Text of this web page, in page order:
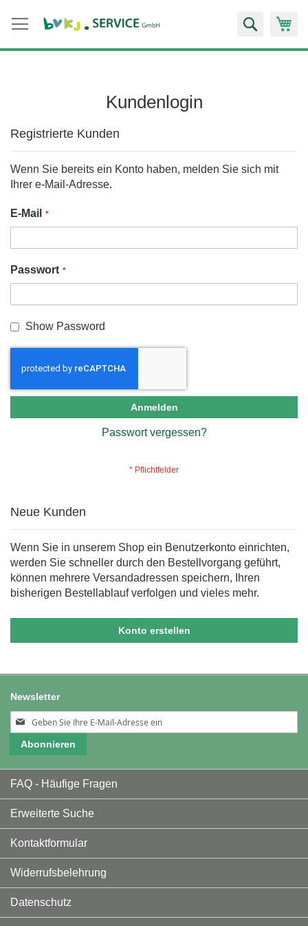
Zum
Inhalt
springen
Suche
Kundenlogin
Registrierte Kunden
Wenn Sie bereits ein Konto haben, melden Sie sich mit
Ihrer e-Mail-Adresse.
E-Mail
Passwort
Show Password
Anmelden
Passwort vergessen?
Neue Kunden
Wenn Sie in unserem Shop ein Benutzerkonto einrichten,
werden Sie schneller durch den Bestellvorgang geführt,
können mehrere Versandadressen speichern, Ihren
bisherigen Bestellablauf verfolgen und vieles mehr.
Konto erstellen
Newsletter
Melden
Sie
sich
unseren
Newsletter
an:
Abonnieren
FAQ - Häufige Fragen
Erweiterte Suche
Kontaktformular
Widerrufsbelehrung
Datenschutz